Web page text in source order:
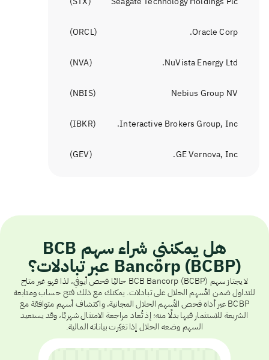
Oracle Corp.
(
ORCL
)
NuVista Energy Ltd.
(
NVA
)
Nebius Group NV
(
NBIS
)
Interactive Brokers Group, Inc.
(
IBKR
)
GE Vernova, Inc.
(
GEV
)
هل يمكنني شراء سهم BCB
Bancorp (BCBP) عبر تبادلات؟
لا يجتاز سهم BCB Bancorp (BCBP) حاليًا فحص أيوفي، لذا فهو غير متاح
للتداول ضمن الأسهم الحلال على تبادلات. يمكنك مع ذلك فتح حساب ومتابعة
BCBP عبر أداة فحص الأسهم الحلال المجانية، واكتشاف أسهم متوافقة مع
الشريعة للاستثمار فيها بدلًا منه؛ إذ تُعاد مراجعة الامتثال شهريًا، وقد يستعيد
السهم وضعه الحلال إذا تغيّرت بياناته المالية.